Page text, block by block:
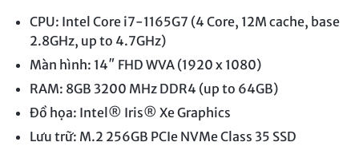
CPU: Intel Core i7-1165G7 (4 Core, 12M cache, base
2.8GHz, up to 4.7GHz)
Màn hình: 14″ FHD WVA (1920 x 1080)
RAM: 8GB 3200 MHz DDR4 (up to 64GB)
Đồ họa: Intel® Iris® Xe Graphics
Lưu trữ: M.2 256GB PCIe NVMe Class 35 SSD